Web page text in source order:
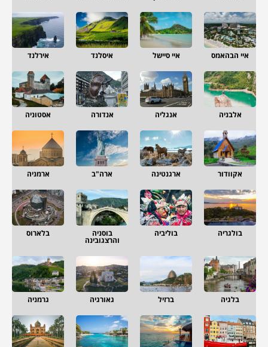
איי הבהאמס איי סיישל איסלנד אירלנד
אלבניה אנגליה אנדורה אסטוניה
אקוודור ארגנטינה ארה"ב ארמניה
בולגריה בוליביה בוסניה
והרצגובינה
בלארוס
בלגיה ברזיל גאורגיה גרמניה